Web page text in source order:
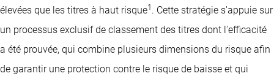
élevées que les titres à haut risque1 . Cette stratégie s'appuie sur
un processus exclusif de classement des titres dont l'efficacité
a été prouvée, qui combine plusieurs dimensions du risque afin
de garantir une protection contre le risque de baisse et qui